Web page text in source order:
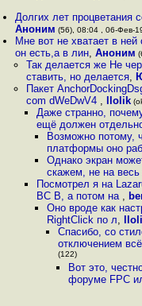
Долгих лет процветания
Аноним (56), 08:04 , 06-Фев-
Мне вот не хватает в
он есть,а в лин,Аноним
Так делается же Не
ставить, но делается,
Пакет
com dWeDwV4 , llolik
Даже странно,
ещё должен
Возможно потому,
платформы оно
Однако экран
скажем, не на весь
Посмотрел я на
BC B, а потом на ,
Оно вроде как
RightClick по л,
Спасибо, со
отключением
(122)
Вот это,
форуме FPC